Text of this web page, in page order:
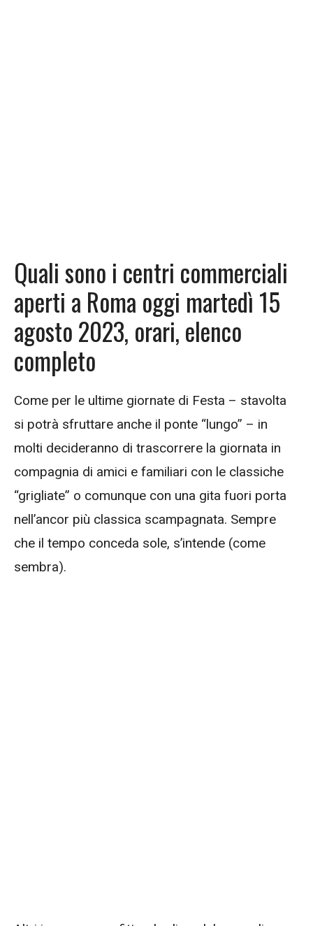
Quali sono i centri commerciali
aperti a Roma oggi martedì 15
agosto 2023, orari, elenco
completo
Come per le ultime giornate di Festa – stavolta
si potrà sfruttare anche il ponte “lungo” – in
molti decideranno di trascorrere la giornata in
compagnia di amici e familiari con le classiche
“grigliate” o comunque con una gita fuori porta
nell’ancor più classica scampagnata. Sempre
che il tempo conceda sole, s’intende (come
sembra).